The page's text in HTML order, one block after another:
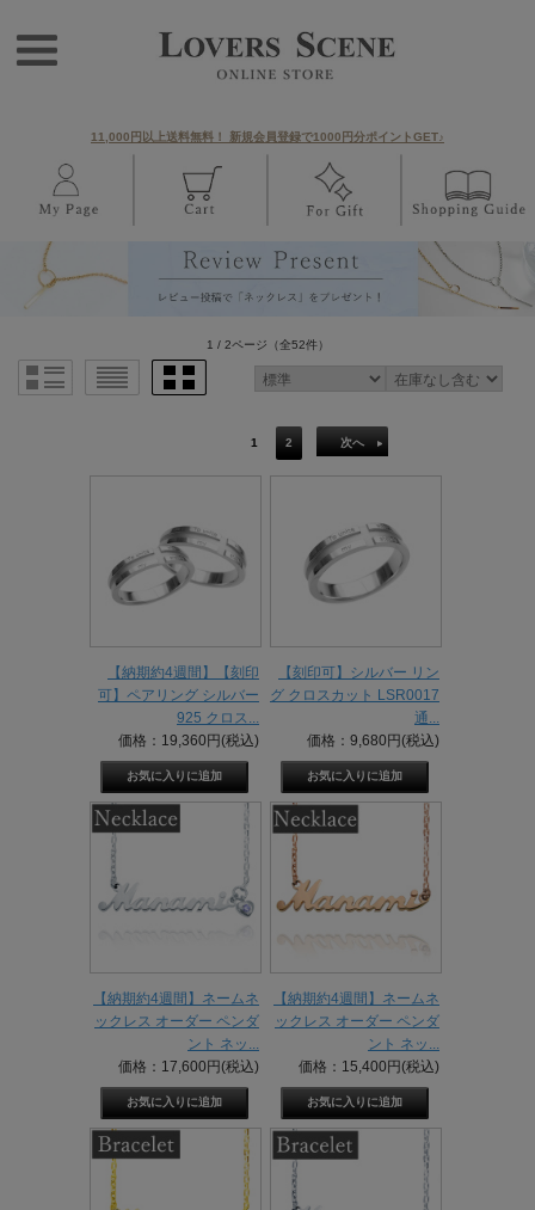
11,000円以上送料無料！ 新規会員登録で1000円分ポイントGET♪
1 / 2ページ （全52件）
1 2 次へ
【納期約4週間】【刻印
可】ペアリング シルバー
925 クロス...
価格：19,360円(税込)
【刻印可】シルバー リン
グ クロスカット LSR0017
通...
価格：9,680円(税込)
【納期約4週間】ネームネ
ックレス オーダー ペンダ
ント ネッ...
価格：17,600円(税込)
【納期約4週間】ネームネ
ックレス オーダー ペンダ
ント ネッ...
価格：15,400円(税込)